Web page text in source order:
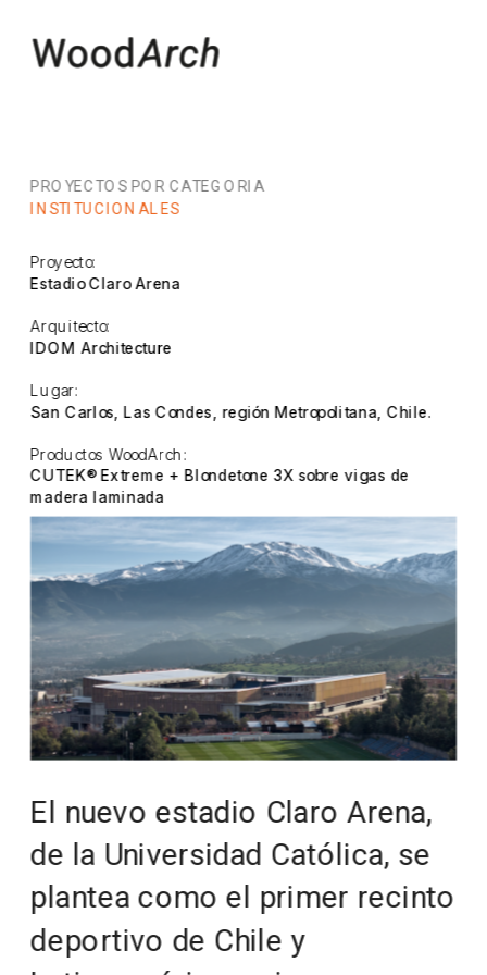
PROYECTOS POR CATEGORIA
INSTITUCIONALES
Proyecto:
Estadio Claro Arena
Arquitecto:
IDOM Architecture
Lugar:
San Carlos, Las Condes, región Metropolitana, Chile.
Productos WoodArch:
CUTEK® Extreme + Blondetone 3X sobre vigas de
madera laminada
El nuevo estadio Claro Arena,
de la Universidad Católica, se
plantea como el primer recinto
deportivo de Chile y